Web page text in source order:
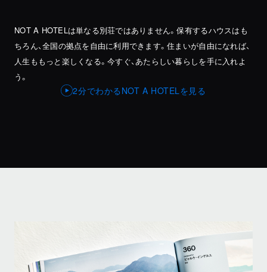
NOT A HOTELは単なる別荘ではありません。保有するハウスはも
ちろん、全国の拠点を自由に利用できます。住まいが自由になれば、
人生ももっと楽しくなる。今すぐ、あたらしい暮らしを手に入れよ
う。
2分でわかるNOT A HOTELを見る